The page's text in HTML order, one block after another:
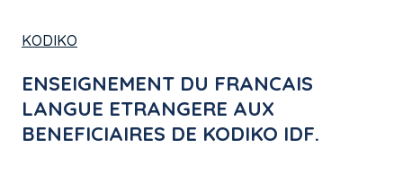
KODIKO
ENSEIGNEMENT DU FRANCAIS
LANGUE ETRANGERE AUX
BENEFICIAIRES DE KODIKO IDF.